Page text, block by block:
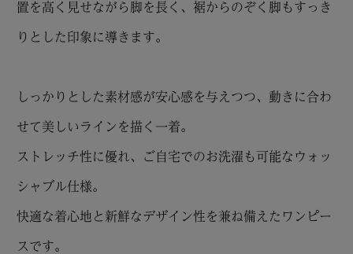
置を高く見せながら脚を長く、裾からのぞく脚もすっき
りとした印象に導きます。
しっかりとした素材感が安心感を与えつつ、動きに合わ
せて美しいラインを描く一着。
ストレッチ性に優れ、ご自宅でのお洗濯も可能なウォッ
シャブル仕様。
快適な着心地と新鮮なデザイン性を兼ね備えたワンピー
スです。